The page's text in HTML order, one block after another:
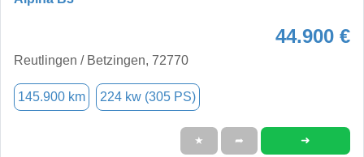
44.900 €
Reutlingen / Betzingen, 72770
145.900 km 224 kw (305 PS)
★ ➦ ➜